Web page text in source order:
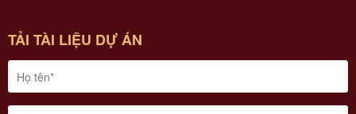
TẢI TÀI LIỆU DỰ ÁN